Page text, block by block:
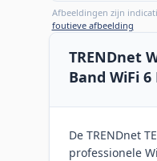
Afbeeldingen zijn
foutieve afbeelding
TRENDnet
Band WiFi 6
De TRENDnet
professionele